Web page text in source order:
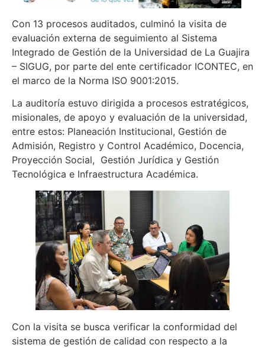
Con 13 procesos auditados, culminó la visita de
evaluación externa de seguimiento al Sistema
Integrado de Gestión de la Universidad de La Guajira
– SIGUG, por parte del ente certificador ICONTEC, en
el marco de la Norma ISO 9001:2015.
La auditoría estuvo dirigida a procesos estratégicos,
misionales, de apoyo y evaluación de la universidad,
entre estos: Planeación Institucional, Gestión de
Admisión, Registro y Control Académico, Docencia,
Proyección Social, Gestión Jurídica y Gestión
Tecnológica e Infraestructura Académica.
Con la visita se busca verificar la conformidad del
sistema de gestión de calidad con respecto a la